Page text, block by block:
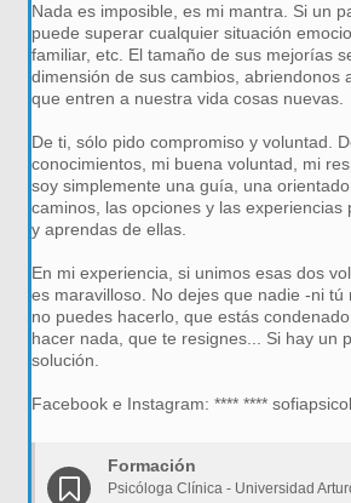
Nada es imposible, es mi mantra. Si un
puede superar cualquier situación
familiar, etc. El tamaño de sus mejorías
dimensión de sus cambios, abriendonos
que entren a nuestra vida cosas nuevas.
De ti, sólo pido compromiso y voluntad.
conocimientos, mi buena voluntad, mi
soy simplemente una guía, una
caminos, las opciones y las experiencias
y aprendas de ellas.
En mi experiencia, si unimos esas dos
es maravilloso. No dejes que nadie -ni tú
no puedes hacerlo, que estás
hacer nada, que te resignes... Si hay un
solución.
Facebook e Instagram: **** ****
Formación
Psicóloga Clínica - Universidad